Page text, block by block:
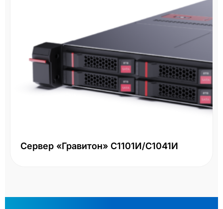
Сервер «Гравитон» С1101И/С1041И